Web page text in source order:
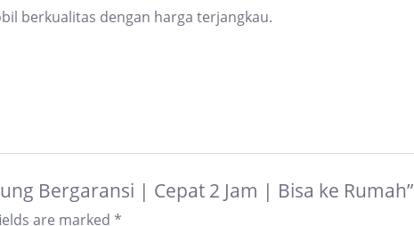
berkualitas dengan harga terjangkau.
Bergaransi | Cepat 2 Jam | Bisa ke Rumah”
are marked *